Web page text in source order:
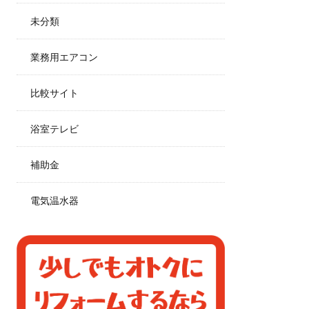
未分類
業務用エアコン
比較サイト
浴室テレビ
補助金
電気温水器